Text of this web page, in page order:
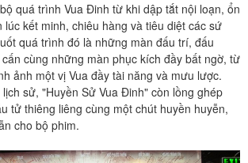
quá trình Vua Đinh từ khi dập tắt nội loạn, ổn
lúc kết minh, chiêu hàng và tiêu diệt các sứ
quá trình đó là những màn đấu trí, đấu
cùng những màn phục kích đầy bất ngờ, từ
ảnh một vị Vua đầy tài năng và mưu lược.
sử, "Huyền Sử Vua Đinh" còn lồng ghép
tử thiêng liêng cùng một chút huyền huyễn,
cho bộ phim.